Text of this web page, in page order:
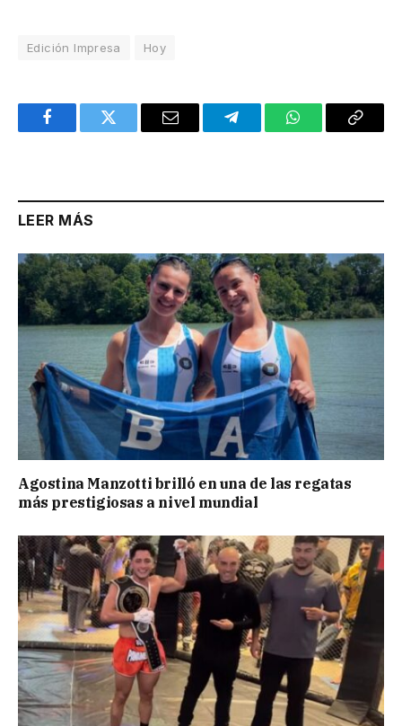
Edición Impresa Hoy
FacebookTwitter Email TelegramWhatsAppCopy
LEER MÁS
Agostina Manzotti brilló en una de las regatas
más prestigiosas a nivel mundial